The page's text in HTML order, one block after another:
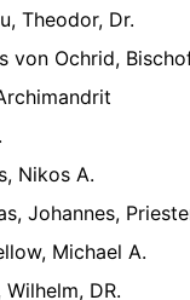
Theodor, Dr.
von Ochrid,
Nikos A.
Johannes,
Michael A.
Wilhelm, DR.